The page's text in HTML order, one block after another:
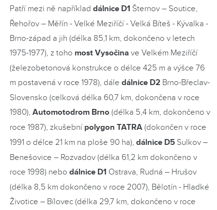
Patří mezi ně například dálnice D1 Šternov – Soutice,
Řehořov – Měřín - Velké Meziříčí - Velká Bíteš - Kývalka -
Brno-západ a jih (délka 85,1 km, dokončeno v letech
1975-1977), z toho most Vysočinave Velkém Meziříčí
(železobetonová konstrukce o délce 425 m a výšce 76
m postavená v roce 1978), dále dálnice D2 Brno-Břeclav-
Slovensko (celková délka 60,7 km, dokončena v roce
1980), Automotodrom Brno(délka 5,4 km, dokončeno v
roce 1987), zkušebnípolygon TATRA(dokončen v roce
1991 o délce 21 km na ploše 90 ha), dálnice D5 Sulkov –
Benešovice – Rozvadov (délka 61,2 km dokončeno v
roce 1998) nebo dálnice D1 Ostrava, Rudná – Hrušov
(délka 8,5 km dokončeno v roce 2007), Bělotín - Hladké
Životice – Bílovec (délka 29,7 km, dokončeno v roce